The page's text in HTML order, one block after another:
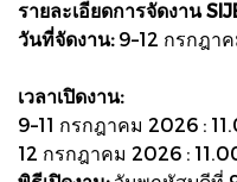
รายละเอียดการจัดงาน
วันที่จัดงาน:9–12 กรกฎา
เวลาเปิดงาน:
9–11 กรกฎาคม 2026 :
12 กรกฎาคม 2026 :